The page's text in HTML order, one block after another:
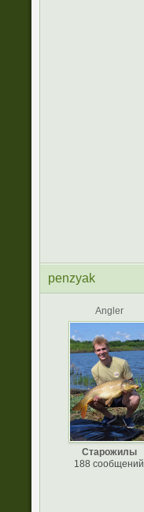
penzyak
Angler
Старожилы
188 сообщений